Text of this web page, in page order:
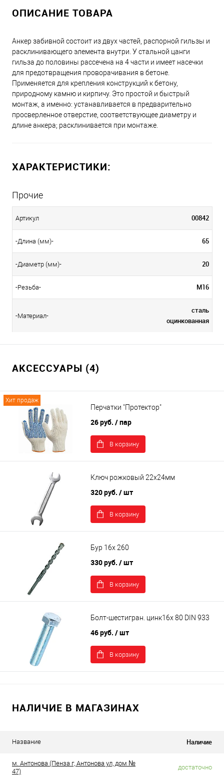
ОПИСАНИЕ ТОВАРА
Анкер забивной состоит из двух частей, распорной гильзы и
расклинивающего элемента внутри. У стальной цанги
гильза до половины рассечена на 4 части и имеет насечки
для предотвращения проворачивания в бетоне.
Применяется для крепления конструкций к бетону,
природному камню и кирпичу. Это простой и быстрый
монтаж, а именно: устанавливается в предварительно
просверленное отверстие, соответствующее диаметру и
длине анкера; расклинивается при монтаже.
ХАРАКТЕРИСТИКИ:
Прочие
Артикул 00842
-Длина (мм)- 65
-Диаметр (мм)- 20
-Резьба- М16
-Материал-
сталь
оцинкованная
АКСЕССУАРЫ (4)
Хит продаж
Перчатки "Протектор"
26 руб. / пар
В корзину
Ключ рожковый 22х24мм
320 руб. / шт
В корзину
Бур 16х 260
330 руб. / шт
В корзину
Болт-шестигран. цинк16х 80 DIN 933
46 руб. / шт
В корзину
НАЛИЧИЕ В МАГАЗИНАХ
Название Наличие
м. Антонова (Пенза г, Антонова ул, дом №
47)
достаточно